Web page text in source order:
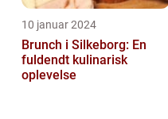
10 januar 2024
Brunch i Silkeborg: En
fuldendt kulinarisk
oplevelse